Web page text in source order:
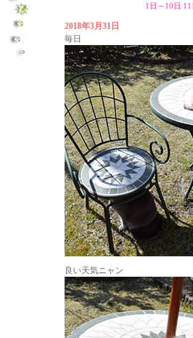
1日～10日
2018年3月31日
毎日
良い天気ニャン